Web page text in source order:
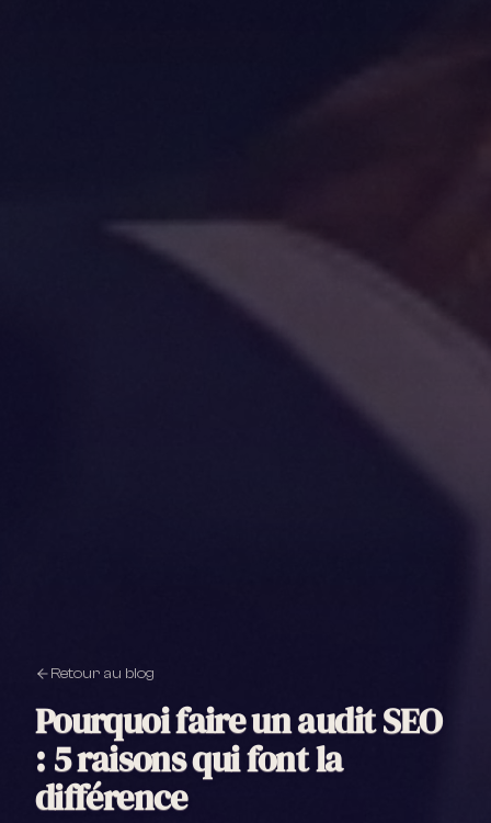
Retour au blog
Pourquoi faire un audit SEO
: 5 raisons qui font la
différence